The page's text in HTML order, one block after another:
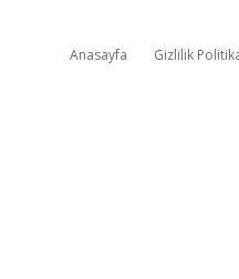
Anasayfa Gizlilik